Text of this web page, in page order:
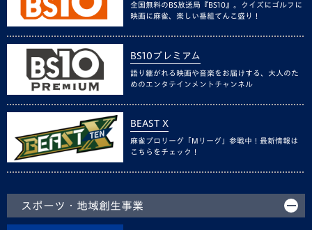
全国無料のBS放送局『BS10』。クイズにゴルフに
映画に麻雀、楽しい番組てんこ盛り！
BS10プレミアム
語り継がれる映画や音楽をお届けする、大人のた
めのエンタテインメントチャンネル
BEAST X
麻雀プロリーグ「Mリーグ」参戦中！最新情報は
こちらをチェック！
スポーツ・地域創生事業